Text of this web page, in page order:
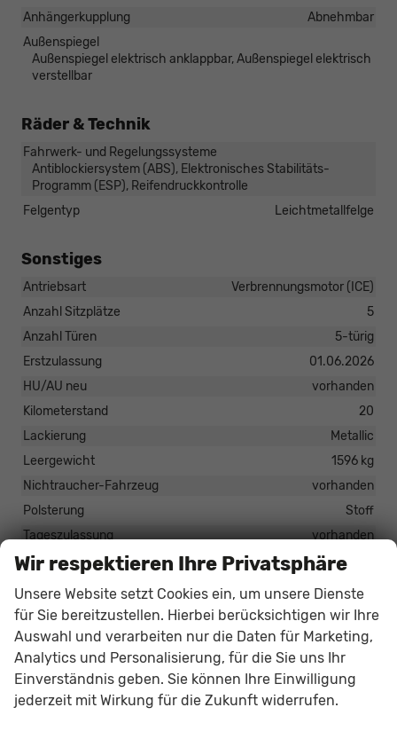
Anhängerkupplung
Abnehmbar
Außenspiegel
Außenspiegel elektrisch anklappbar, Außenspiegel elektrisch
verstellbar
Räder & Technik
Fahrwerk- und Regelungssysteme
Antiblockiersystem (ABS), Elektronisches Stabilitäts-
Programm (ESP), Reifendruckkontrolle
Felgentyp
Leichtmetallfelge
Sonstiges
Antriebsart
Verbrennungsmotor (ICE)
Anzahl Sitzplätze
5
Anzahl Türen
5-türig
Erstzulassung
01.06.2026
HU/AU neu
vorhanden
Kilometerstand
20
Lackierung
Metallic
Leergewicht
1596 kg
Nichtraucher-Fahrzeug
vorhanden
Polsterung
Stoff
Tageszulassung
vorhanden
Zustand
unfallfrei
Zustand, Beschaffenheit
Scheckheftgepflegt
Zustand, Fahrfähigkeit
fahrtauglich
Gesamtpreis 30.699,– €
incl. 19% MwSt., den Kosten für Überführung und Zulassungspapieren
Wir respektieren Ihre Privatsphäre
Unsere Website setzt Cookies ein, um unsere Dienste
für Sie bereitzustellen. Hierbei berücksichtigen wir Ihre
Auswahl und verarbeiten nur die Daten für Marketing,
Analytics und Personalisierung, für die Sie uns Ihr
Einverständnis geben. Sie können Ihre Einwilligung
jederzeit mit Wirkung für die Zukunft widerrufen.